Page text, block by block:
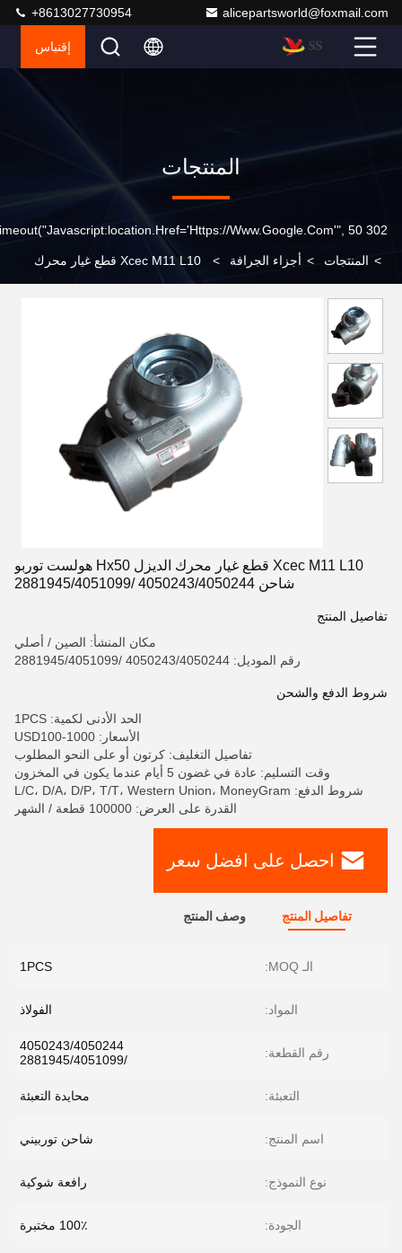
alicepartsworld@foxmail.com
+8613027730954
إقتباس
المنتجات
302 SetTimeout("javascript:location.href='https://www.google.com'", 50);
> المنتجات > أجزاء الجرافة > Xcec M11 L10 قطع غيار محرك
/2881945/4051099
Xcec M11 L10 قطع غيار محرك الديزل Hx50 هولست توربو
شاحن 4050243/4050244 /2881945/4051099
تفاصيل المنتج
مكان المنشأ: الصين / أصلي
رقم الموديل: 4050243/4050244 /2881945/4051099
شروط الدفع والشحن
الحد الأدنى لكمية: 1PCS
الأسعار: USD100-1000
تفاصيل التغليف: كرتون أو على النحو المطلوب
وقت التسليم: عادة في غضون 5 أيام عندما يكون في المخزون
شروط الدفع: L/C، D/A، D/P، T/T، Western Union، MoneyGram
القدرة على العرض: 100000 قطعة / الشهر
احصل على افضل سعر
تفاصيل المنتج وصف المنتج
الـ MOQ: 1PCS
المواد: الفولاذ
رقم القطعة:
4050243/4050244
/2881945/4051099
التعبئة: محايدة التعبئة
اسم المنتج: شاحن توربيني
نوع النموذج: رافعة شوكية
الجودة: 100٪ مختبرة